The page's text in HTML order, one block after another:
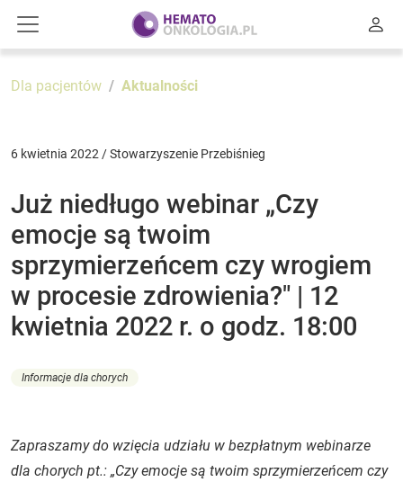
Dla pacjentów Aktualności
6 kwietnia 2022 / Stowarzyszenie Przebiśnieg
Już niedługo webinar „Czy
emocje są twoim
sprzymierzeńcem czy wrogiem
w procesie zdrowienia?" | 12
kwietnia 2022 r. o godz. 18:00
Informacje dla chorych
Zapraszamy do wzięcia udziału w bezpłatnym webinarze
dla chorych pt.: „Czy emocje są twoim sprzymierzeńcem czy